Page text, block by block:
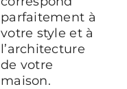
parfaitement à
votre style et à
l’architecture
de votre
maison.